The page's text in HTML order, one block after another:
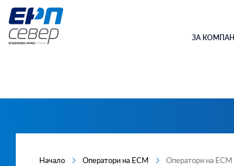
Въведете дума или фраза
Energo-
ЗА
Начало Оператори на ЕСМ Оператори на